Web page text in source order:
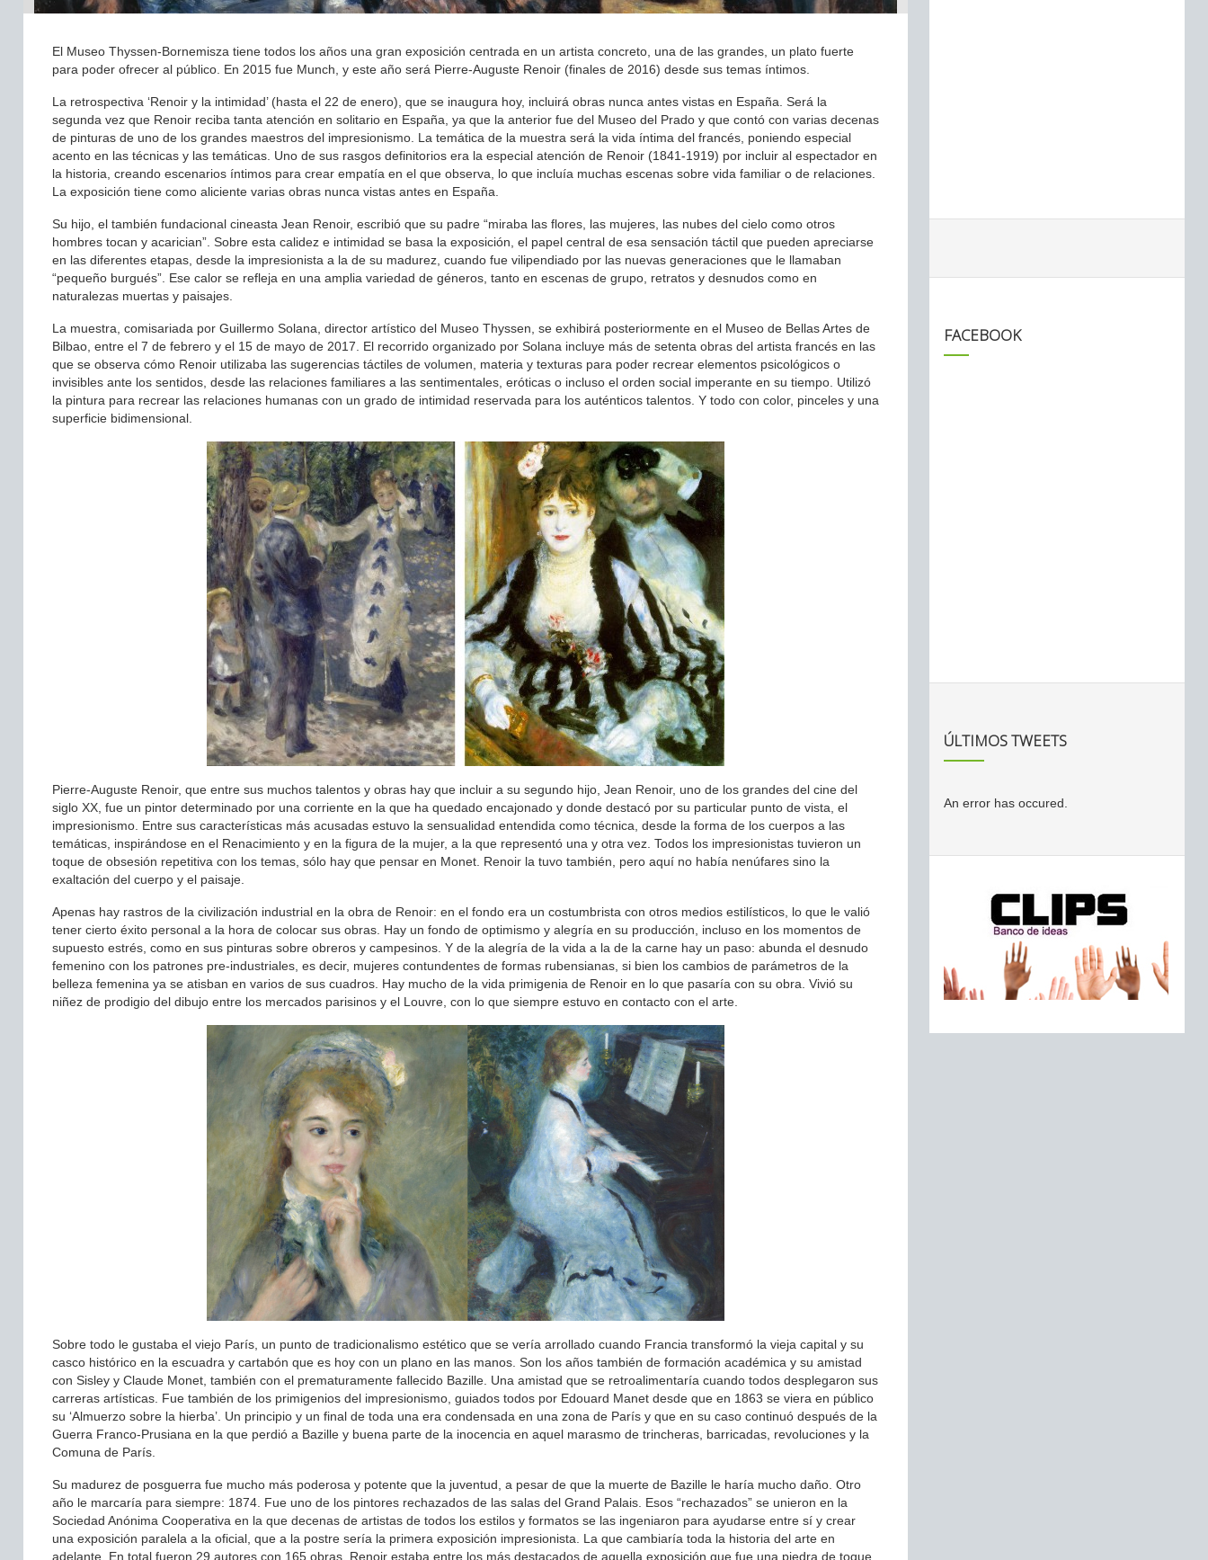
El Museo Thyssen-Bornemisza tiene todos los años una gran exposición centrada en un artista concreto, una de las grandes, un plato fuerte
para poder ofrecer al público. En 2015 fue Munch, y este año será Pierre-Auguste Renoir (finales de 2016) desde sus temas íntimos.
La retrospectiva ‘Renoir y la intimidad’ (hasta el 22 de enero), que se inaugura hoy, incluirá obras nunca antes vistas en España. Será la
segunda vez que Renoir reciba tanta atención en solitario en España, ya que la anterior fue del Museo del Prado y que contó con varias decenas
de pinturas de uno de los grandes maestros del impresionismo. La temática de la muestra será la vida íntima del francés, poniendo especial
acento en las técnicas y las temáticas. Uno de sus rasgos definitorios era la especial atención de Renoir (1841-1919) por incluir al espectador en
la historia, creando escenarios íntimos para crear empatía en el que observa, lo que incluía muchas escenas sobre vida familiar o de relaciones.
La exposición tiene como aliciente varias obras nunca vistas antes en España.
Su hijo, el también fundacional cineasta Jean Renoir, escribió que su padre “miraba las flores, las mujeres, las nubes del cielo como otros
hombres tocan y acarician”. Sobre esta calidez e intimidad se basa la exposición, el papel central de esa sensación táctil que pueden apreciarse
en las diferentes etapas, desde la impresionista a la de su madurez, cuando fue vilipendiado por las nuevas generaciones que le llamaban
“pequeño burgués”. Ese calor se refleja en una amplia variedad de géneros, tanto en escenas de grupo, retratos y desnudos como en
naturalezas muertas y paisajes.
La muestra, comisariada por Guillermo Solana, director artístico del Museo Thyssen, se exhibirá posteriormente en el Museo de Bellas Artes de
Bilbao, entre el 7 de febrero y el 15 de mayo de 2017. El recorrido organizado por Solana incluye más de setenta obras del artista francés en las
que se observa cómo Renoir utilizaba las sugerencias táctiles de volumen, materia y texturas para poder recrear elementos psicológicos o
invisibles ante los sentidos, desde las relaciones familiares a las sentimentales, eróticas o incluso el orden social imperante en su tiempo. Utilizó
la pintura para recrear las relaciones humanas con un grado de intimidad reservada para los auténticos talentos. Y todo con color, pinceles y una
superficie bidimensional.
Pierre-Auguste Renoir, que entre sus muchos talentos y obras hay que incluir a su segundo hijo, Jean Renoir, uno de los grandes del cine del
siglo XX, fue un pintor determinado por una corriente en la que ha quedado encajonado y donde destacó por su particular punto de vista, el
impresionismo. Entre sus características más acusadas estuvo la sensualidad entendida como técnica, desde la forma de los cuerpos a las
temáticas, inspirándose en el Renacimiento y en la figura de la mujer, a la que representó una y otra vez. Todos los impresionistas tuvieron un
toque de obsesión repetitiva con los temas, sólo hay que pensar en Monet. Renoir la tuvo también, pero aquí no había nenúfares sino la
exaltación del cuerpo y el paisaje.
Apenas hay rastros de la civilización industrial en la obra de Renoir: en el fondo era un costumbrista con otros medios estilísticos, lo que le valió
tener cierto éxito personal a la hora de colocar sus obras. Hay un fondo de optimismo y alegría en su producción, incluso en los momentos de
supuesto estrés, como en sus pinturas sobre obreros y campesinos. Y de la alegría de la vida a la de la carne hay un paso: abunda el desnudo
femenino con los patrones pre-industriales, es decir, mujeres contundentes de formas rubensianas, si bien los cambios de parámetros de la
belleza femenina ya se atisban en varios de sus cuadros. Hay mucho de la vida primigenia de Renoir en lo que pasaría con su obra. Vivió su
niñez de prodigio del dibujo entre los mercados parisinos y el Louvre, con lo que siempre estuvo en contacto con el arte.
Sobre todo le gustaba el viejo París, un punto de tradicionalismo estético que se vería arrollado cuando Francia transformó la vieja capital y su
casco histórico en la escuadra y cartabón que es hoy con un plano en las manos. Son los años también de formación académica y su amistad
con Sisley y Claude Monet, también con el prematuramente fallecido Bazille. Una amistad que se retroalimentaría cuando todos desplegaron sus
carreras artísticas. Fue también de los primigenios del impresionismo, guiados todos por Edouard Manet desde que en 1863 se viera en público
su ‘Almuerzo sobre la hierba’. Un principio y un final de toda una era condensada en una zona de París y que en su caso continuó después de la
Guerra Franco-Prusiana en la que perdió a Bazille y buena parte de la inocencia en aquel marasmo de trincheras, barricadas, revoluciones y la
Comuna de París.
Su madurez de posguerra fue mucho más poderosa y potente que la juventud, a pesar de que la muerte de Bazille le haría mucho daño. Otro
año le marcaría para siempre: 1874. Fue uno de los pintores rechazados de las salas del Grand Palais. Esos “rechazados” se unieron en la
Sociedad Anónima Cooperativa en la que decenas de artistas de todos los estilos y formatos se las ingeniaron para ayudarse entre sí y crear
una exposición paralela a la oficial, que a la postre sería la primera exposición impresionista. La que cambiaría toda la historia del arte en
adelante. En total fueron 29 autores con 165 obras. Renoir estaba entre los más destacados de aquella exposición que fue una piedra de toque
FACEBOOK
ÚLTIMOS TWEETS
An error has occured.